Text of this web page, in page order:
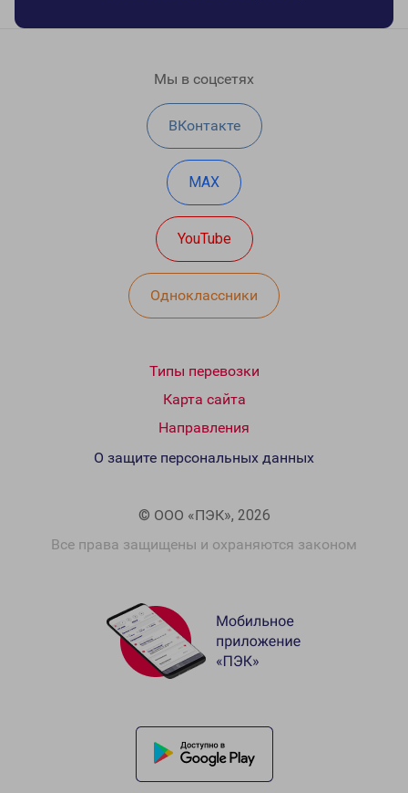
Мы в соцсетях
ВКонтакте
MAX
YouTube
Одноклассники
Типы перевозки
Карта сайта
Направления
© ООО «ПЭК», 2026
Все права защищены и охраняются законом
О защите персональных данных